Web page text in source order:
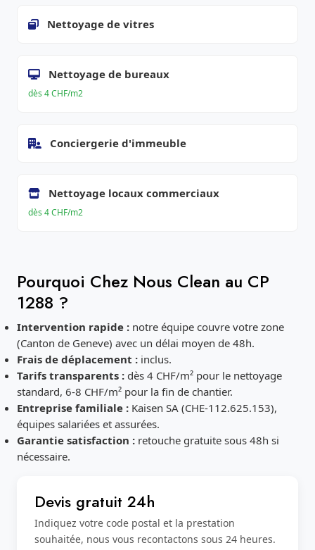
Nettoyage de vitres
Nettoyage de bureaux
dès 4 CHF/m2
Conciergerie d'immeuble
Nettoyage locaux commerciaux
dès 4 CHF/m2
Pourquoi Chez Nous Clean au CP
1288 ?
Intervention rapide :notre équipe couvre votre zone
(Canton de Geneve) avec un délai moyen de 48h.
Frais de déplacement :inclus.
Tarifs transparents :dès 4 CHF/m² pour le nettoyage
standard, 6-8 CHF/m² pour la fin de chantier.
Entreprise familiale :Kaisen SA (CHE-112.625.153),
équipes salariées et assurées.
Garantie satisfaction :retouche gratuite sous 48h si
nécessaire.
Devis gratuit 24h
Indiquez votre code postal et la prestation
souhaitée, nous vous recontactons sous 24 heures.